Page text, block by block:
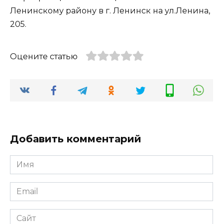
Оцените статью
Добавить комментарий
Имя
*
Email
*
Сайт